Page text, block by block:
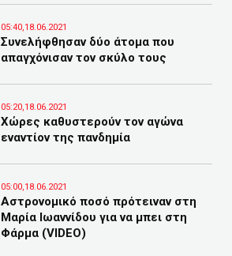
05:40,18.06.2021
Συνελήφθησαν δύο άτομα που
απαγχόνισαν τον σκύλο τους
05:20,18.06.2021
Χώρες καθυστερούν τον αγώνα
εναντίον της πανδημία
05:00,18.06.2021
Αστρονομικό ποσό πρότειναν στη
Μαρία Ιωαννίδου για να μπει στη
Φάρμα (VIDEO)